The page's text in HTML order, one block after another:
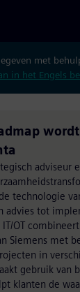
met
in het Engels
adviseur
technologie
advies tot
OT
Siemens met
in
gebruik van
klanten de